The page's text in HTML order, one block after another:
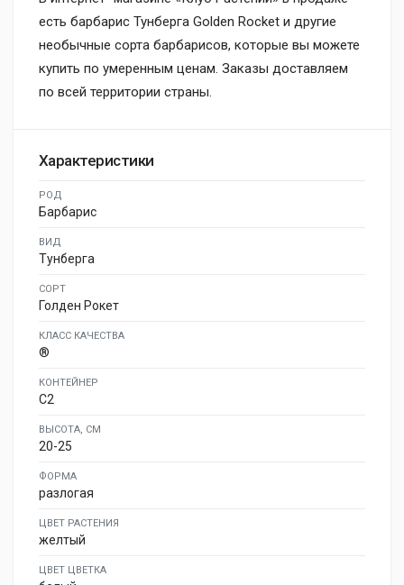
есть барбарис Тунберга Golden Rocket и другие
необычные сорта барбарисов, которые вы можете
купить по умеренным ценам. Заказы доставляем
по всей территории страны.
Характеристики
РОД
Барбарис
ВИД
Тунберга
СОРТ
Голден Рокет
КЛАСС КАЧЕСТВА
®
КОНТЕЙНЕР
C2
ВЫСОТА, СМ
20-25
ФОРМА
разлогая
ЦВЕТ РАСТЕНИЯ
желтый
ЦВЕТ ЦВЕТКА